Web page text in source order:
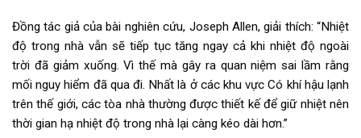
Đồng tác giả của bài nghiên cứu, Joseph Allen, giải thích: “Nhiệt
độ trong nhà vẫn sẽ tiếp tục tăng ngay cả khi nhiệt độ ngoài
trời đã giảm xuống. Vì thế mà gây ra quan niệm sai lầm rằng
mối nguy hiểm đã qua đi. Nhất là ở các khu vực Có khí hậu lạnh
trên thế giới, các tòa nhà thường được thiết kế để giữ nhiệt nên
thời gian hạ nhiệt độ trong nhà lại càng kéo dài hơn.”